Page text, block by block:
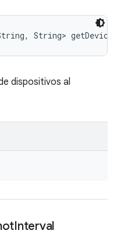
String>
dispositivos al
Interval